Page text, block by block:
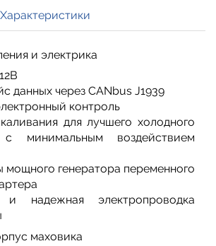
Характеристики
и электрика
данных через CANbus J1939
контроль
для лучшего холодного
с минимальным воздействием
мощного генератора переменного
и надежная электропроводка
маховика